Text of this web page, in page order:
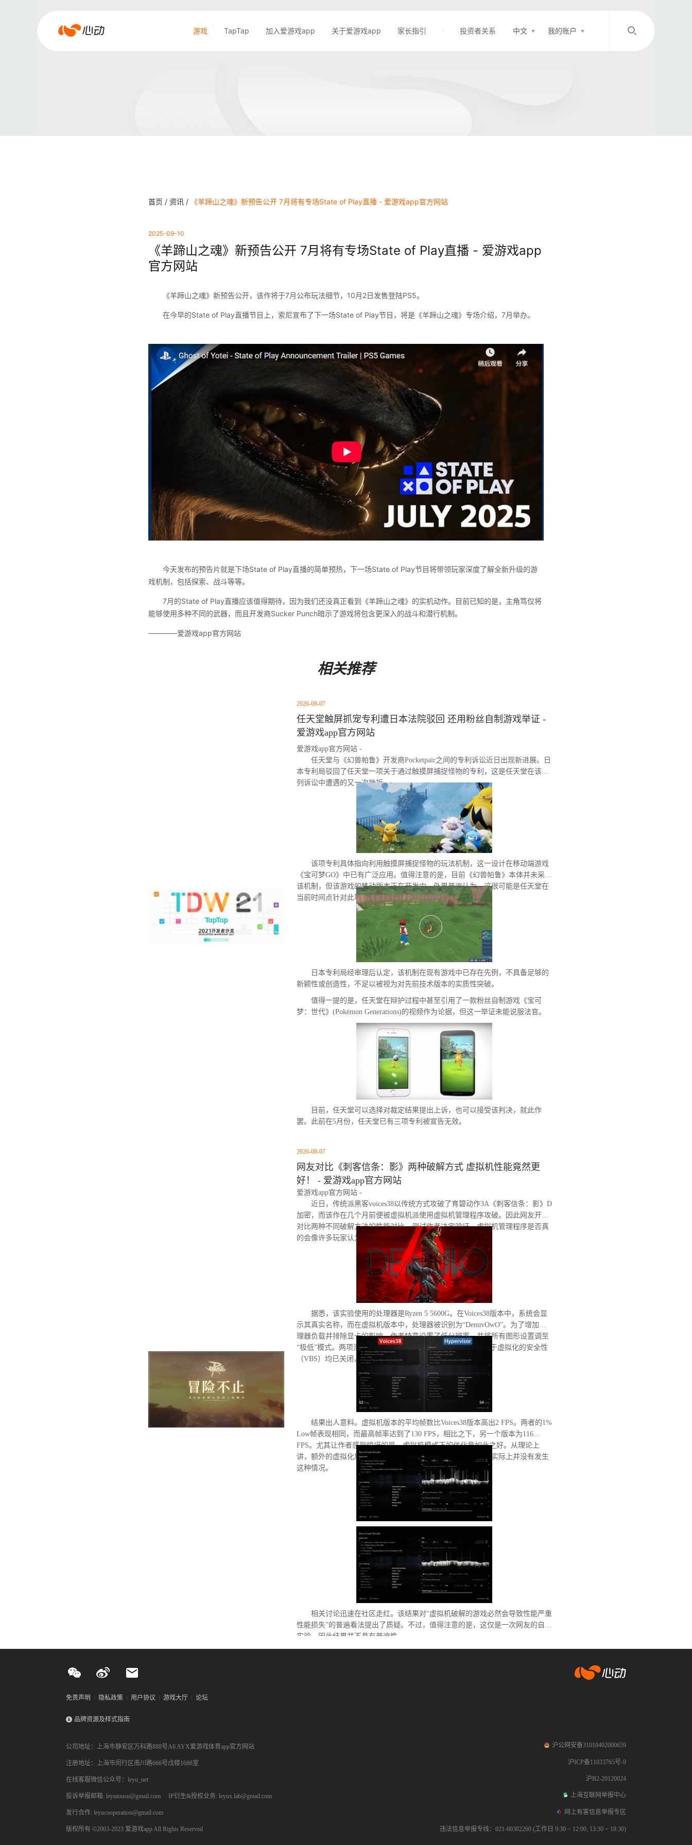
爱
游戏 TapTap 加入爱游戏app 关于爱游戏app 家长指引 投资者关系 中文 我的账户
/
首页 / 资讯 / 《羊蹄山之魂》新预告公开 7月将有专场State of Play直播 - 爱游戏app官方网站
2025-09-10
《羊蹄山之魂》新预告公开 7月将有专场State of Play直播 - 爱游戏app
官方网站
《羊蹄山之魂》新预告公开，该作将于7月公布玩法细节，10月2日发售登陆PS5。
在今早的State of Play直播节目上，索尼宣布了下一场State of Play节目，将是《羊蹄山之魂》专场介绍，7月举办。
今天发布的预告片就是下场State of Play直播的简单预热，下一场State of Play节目将带领玩家深度了解全新升级的游
戏机制，包括探索、战斗等等。
7月的State of Play直播应该值得期待，因为我们还没真正看到《羊蹄山之魂》的实机动作。目前已知的是，主角笃仅将
能够使用多种不同的武器，而且开发商Sucker Punch暗示了游戏将包含更深入的战斗和潜行机制。
————爱游戏app官方网站
相关推荐
2026-08-07
任天堂触屏抓宠专利遭日本法院驳回 还用粉丝自制游戏举证 -
爱游戏app官方网站
爱游戏app官方网站 -
任天堂与《幻兽帕鲁》开发商Pocketpair之间的专利诉讼近日出现新进展。日
本专利局驳回了任天堂一项关于通过触摸屏捕捉怪物的专利，这是任天堂在该系
列诉讼中遭遇的又一次挫折。
该项专利具体指向利用触摸屏捕捉怪物的玩法机制，这一设计在移动端游戏
《宝可梦GO》中已有广泛应用。值得注意的是，目前《幻兽帕鲁》本体并未采用
该机制，但该游戏的移动版本正在开发中。外界普遍认为，这很可能是任天堂在
当前时间点针对此项专利发起诉讼的直接原因。
日本专利局经审理后认定，该机制在现有游戏中已存在先例，不具备足够的
新颖性或创造性，不足以被视为对先前技术版本的实质性突破。
值得一提的是，任天堂在辩护过程中甚至引用了一款粉丝自制游戏《宝可
梦：世代》(Pokémon Generations)的视频作为论据，但这一举证未能说服法官。
目前，任天堂可以选择对裁定结果提出上诉，也可以接受该判决，就此作
罢。此前在5月份，任天堂已有三项专利被宣告无效。
2026-08-07
网友对比《刺客信条：影》两种破解方式 虚拟机性能竟然更
好！ - 爱游戏app官方网站
爱游戏app官方网站 -
近日，传统派黑客voices38以传统方式攻破了育碧动作3A《刺客信条：影》D
加密，而该作在几个月前便被虚拟机派使用虚拟机管理程序攻破。因此网友开始
对比两种不同破解方法的性能对比。测试作者决定验证，虚拟机管理程序是否真
的会像许多玩家认为的那样，导致明显的帧数下降。
据悉，该实验使用的处理器是Ryzen 5 5600G。在Voices38版本中，系统会显
示其真实名称，而在虚拟机版本中，处理器被识别为“DenuvOwO”。为了增加处
理器负载并排除显卡的影响，作者特意设置了低分辨率，并将所有图形设置调至
“极低”模式。两项测试均在相同条件下进行：内存完整性和基于虚拟化的安全性
（VBS）均已关闭，并且两轮测试之间电脑甚至没有重启。
结果出人意料。虚拟机版本的平均帧数比Voices38版本高出2 FPS。两者的1%
Low帧表现相同，而最高帧率达到了130 FPS，相比之下，另一个版本为116
FPS。尤其让作者感到惊讶的是，虚拟机模式下的优化竟如此之好。从理论上
讲，额外的虚拟化层应该会给处理器带来负担并降低性能，但实际上并没有发生
这种情况。
相关讨论迅速在社区走红。该结果对“虚拟机破解的游戏必然会导致性能严重
性能损失”的普遍看法提出了质疑。不过，值得注意的是，这仅是一次网友的自行
实验，因此结果并不具有普遍性。
免责声明 隐私政策 用户协议 游戏大厅 论坛
品牌资源及样式指南
公司地址：上海市静安区万科路888号A6 AYX爱游戏体育app官方网站
注册地址：上海市闵行区南川路666号戊楼1688室
在线客服微信公众号：leyu_net
投诉举报邮箱: leyutousu@gmail.com IP衍生&授权业务: leyux.lab@gmail.com
发行合作: leyucooperation@gmail.com
沪公网安备31010402000659
沪ICP备11033765号-9
沪B2-20120024
上海互联网举报中心
网上有害信息举报专区
违法信息举报专线：021-60382260 (工作日 9:30 ~ 12:00, 13:30 ~ 18:30)
版权所有 ©2003-2023 爱游戏app All Rights Reserved
爱游戏app体育